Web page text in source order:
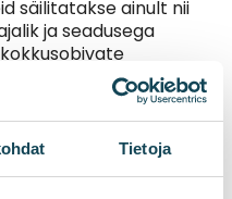
Tietoja
säilitatakse ainult nii
ja seadusega
koguti.
pärast kliendisuhte
seda nõuab kohaldatav
kõik mõistlikud